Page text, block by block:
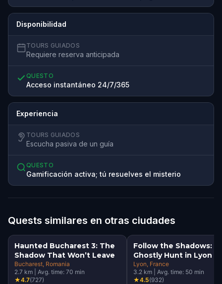
Disponibilidad
TOURS GUIADOS
Requiere reserva anticipada
QUESTO
Acceso instantáneo 24/7/365
Experiencia
TOURS GUIADOS
Escucha pasiva de un guía
QUESTO
Gamificación activa; tú resuelves el misterio
Quests similares en otras ciudades
Haunted Bucharest 3: The
Shadow That Won’t Leave
Bucharest , Romania
2.7 km Avg. time: 70 min
★4.7(727)
Follow the Shadows: A
Ghostly Hunt in Lyon
Lyon , France
3.2 km Avg. time: 50 min
★4.5(932)